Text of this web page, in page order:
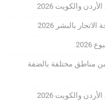
والكويت 2026
بالبشر 2026
تعتقل 6 فلسطينيين من مناطق مختلفة بالضفة
والكويت 2026